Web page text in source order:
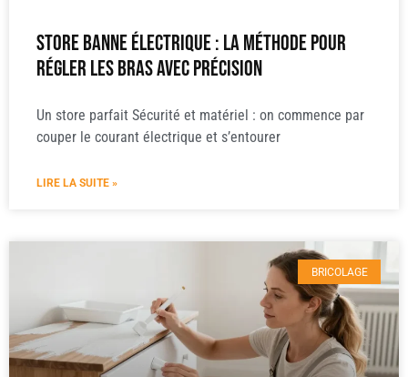
Store banne électrique : la méthode pour
régler les bras avec précision
Un store parfait Sécurité et matériel : on commence par
couper le courant électrique et s’entourer
LIRE LA SUITE »
BRICOLAGE